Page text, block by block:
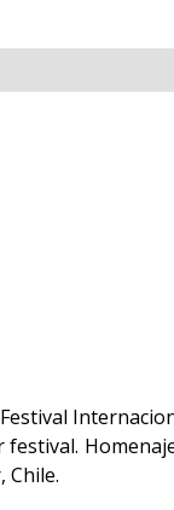
Chile.